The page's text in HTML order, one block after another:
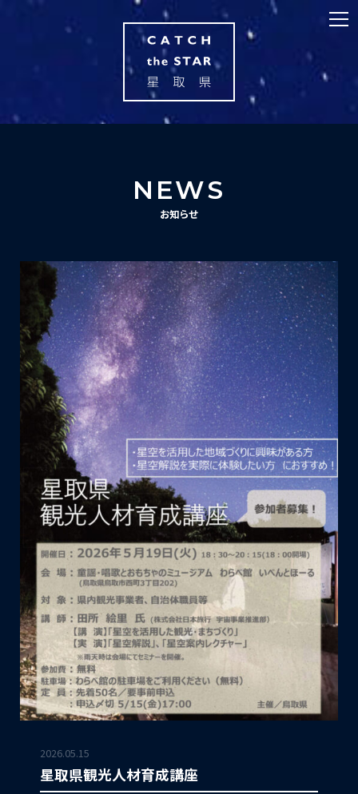
NEWS
お知らせ
2026.05.15
星取県観光人材育成講座